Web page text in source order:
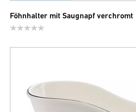
Föhnhalter mit Saugnapf verchromt